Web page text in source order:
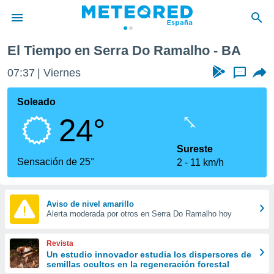
de
por
que se
calidad.
a este
las
y
forma
digital
basada
El Tiempo en Serra Do Ramalho - BA
07:37 Viernes ...
Soleado
24°
Sensación de 25°
Sureste
2
11 km/h
Aviso de nivel amarillo
Alerta moderada por otros en Serra Do Ramalho hoy
Revista
Un estudio innovador estudia los dispersores de
semillas ocultos en la regeneración forestal